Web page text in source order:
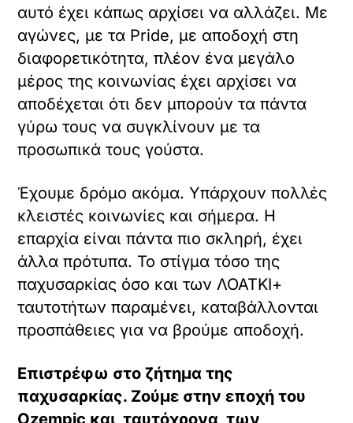
αυτό έχει κάπως αρχίσει να αλλάζει. Με
αγώνες, με τα Pride, με αποδοχή στη
διαφορετικότητα, πλέον ένα μεγάλο
μέρος της κοινωνίας έχει αρχίσει να
αποδέχεται ότι δεν μπορούν τα πάντα
γύρω τους να συγκλίνουν με τα
προσωπικά τους γούστα.
Έχουμε δρόμο ακόμα. Υπάρχουν πολλές
κλειστές κοινωνίες και σήμερα. Η
επαρχία είναι πάντα πιο σκληρή, έχει
άλλα πρότυπα. Το στίγμα τόσο της
παχυσαρκίας όσο και των ΛΟΑΤΚΙ+
ταυτοτήτων παραμένει, καταβάλλονται
προσπάθειες για να βρούμε αποδοχή.
Επιστρέφω στο ζήτημα της
παχυσαρκίας. Ζούμε στην εποχή του
Ozempic και, ταυτόχρονα, των